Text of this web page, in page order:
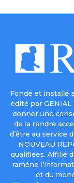
Fondé et installé
édité par GENIAL
donner une
de la rendre
d’être au service
NOUVEAU
qualifiées. Affilié
ramène
et du